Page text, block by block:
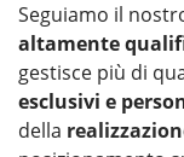
Seguiamo il
altamente
gestisce più di
esclusivi e
della